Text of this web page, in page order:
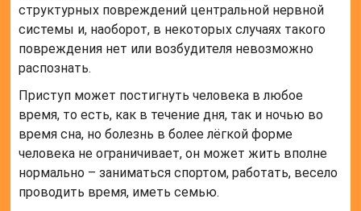
структурных повреждений центральной нервной
системы и, наоборот, в некоторых случаях такого
повреждения нет или возбудителя невозможно
распознать.
Приступ может постигнуть человека в любое
время, то есть, как в течение дня, так и ночью во
время сна, но болезнь в более лёгкой форме
человека не ограничивает, он может жить вполне
нормально – заниматься спортом, работать, весело
проводить время, иметь семью.